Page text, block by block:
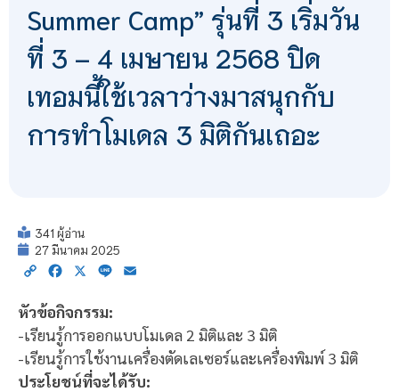
Summer Camp” รุ่นที่ 3 เริ่มวัน
ที่ 3 – 4 เมษายน 2568 ปิด
เทอมนี้ใช้เวลาว่างมาสนุกกับ
การทำโมเดล 3 มิติกันเถอะ
341 ผู้อ่าน
27 มีนาคม 2025
Copy Facebook
X Line
หัวข้อกิจกรรม:
-เรียนรู้การออกแบบโมเดล 2 มิติและ 3 มิติ
-เรียนรู้การใช้งานเครื่องตัดเลเซอร์และเครื่องพิมพ์ 3 มิติ
ประโยชน์ที่จะได้รับ: